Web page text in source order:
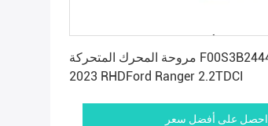
مروحة المحرك المتحركة F00S3B2444 للتسخين 2019-
2023 RHDFord Ranger 2.2TDCI
احصل على أفضل سعر